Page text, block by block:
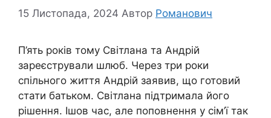
15 Листопада, 2024 Автор Романович
П’ять років тому Світлана та Андрій
зареєстрували шлюб. Через три роки
спільного життя Андрій заявив, що готовий
стати батьком. Світлана підтримала його
рішення. Ішов час, але поповнення у сім’ї так